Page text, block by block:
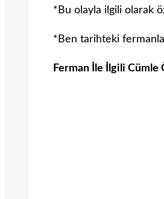
*Bu olayla ilgili olarak
*Ben tarihteki
Ferman İle İlgili Cümle